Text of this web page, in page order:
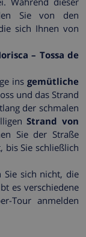
Sie von den
sich Ihnen von
– Tossa de
ins gemütliche
und das Strand
der schmalen
Strand von
Sie der Straße
bis Sie schließlich
Sie sich nicht, die
es verschiedene
Tour anmelden